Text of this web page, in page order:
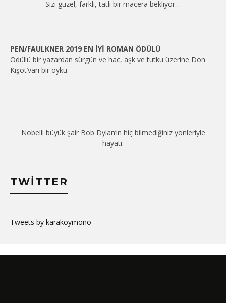
Sizi güzel, farklı, tatlı bir macera bekliyor…
PEN/FAULKNER 2019 EN İYİ ROMAN ÖDÜLÜ
Ödüllü bir yazardan sürgün ve hac, aşk ve tutku üzerine Don
Kişot’vari bir öykü.
Nobelli büyük şair Bob Dylan’ın hiç bilmediğiniz yönleriyle
hayatı.
TWITTER
Tweets by karakoymono